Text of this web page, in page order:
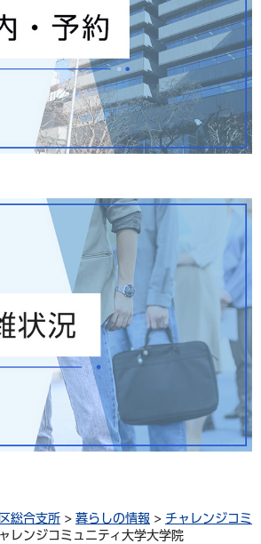
総合支所 > 暮らしの情報 > チャレンジコミ
レンジコミュニティ大学大学院